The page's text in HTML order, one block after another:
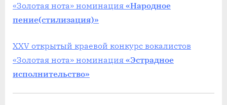
«Золотая нота» номинация «Народное
пение(стилизация)»
XXV открытый краевой конкурс вокалистов
«Золотая нота» номинация «Эстрадное
исполнительство»